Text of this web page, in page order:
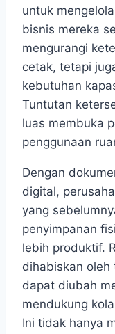
untuk
bisnis mereka
mengurangi
cetak, tetapi
kebutuhan
Tuntutan
luas membuka
penggunaan
Dengan
digital,
yang
penyimpanan
lebih produktif.
dihabiskan oleh
dapat diubah
mendukung
Ini tidak hanya